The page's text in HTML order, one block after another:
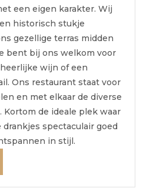
een eigen karakter. Wij
historisch stukje
gezellige terras midden
bent bij ons welkom voor
wijn of een
Ons restaurant staat voor
en met elkaar de diverse
Kortom de ideale plek waar
drankjes spectaculair goed
in stijl.